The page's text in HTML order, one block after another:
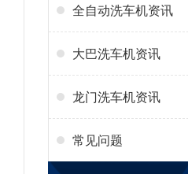
全自动洗车机资讯
大巴洗车机资讯
龙门洗车机资讯
常见问题